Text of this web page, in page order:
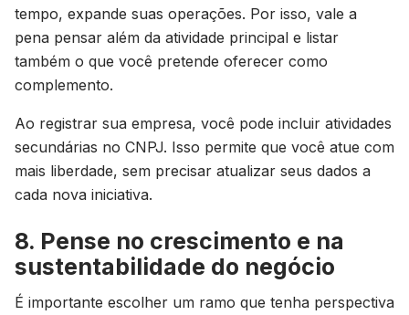
tempo, expande suas operações. Por isso, vale a
pena pensar além da atividade principal e listar
também o que você pretende oferecer como
complemento.
Ao registrar sua empresa, você pode incluir atividades
secundárias no CNPJ. Isso permite que você atue com
mais liberdade, sem precisar atualizar seus dados a
cada nova iniciativa.
8. Pense no crescimento e na
sustentabilidade do negócio
É importante escolher um ramo que tenha perspectiva